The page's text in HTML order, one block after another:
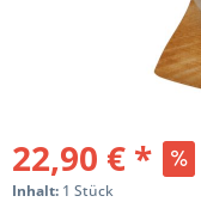
22,90 € *
Inhalt: 1 Stück